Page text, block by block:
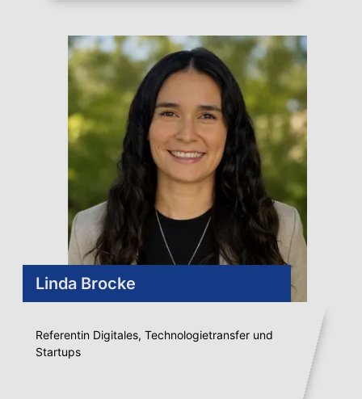
Linda Brocke
Referentin Digitales, Technologietransfer und
Startups